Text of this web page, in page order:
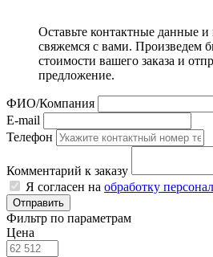
Оставьте контактные данные и
свяжемся с вами. Произведем
стоимости вашего заказа и
предложение.
ФИО/Компания
E-mail
Телефон
Комментарий к заказу
Я согласен на обработку
Отправить
Фильтр по параметрам
Цена